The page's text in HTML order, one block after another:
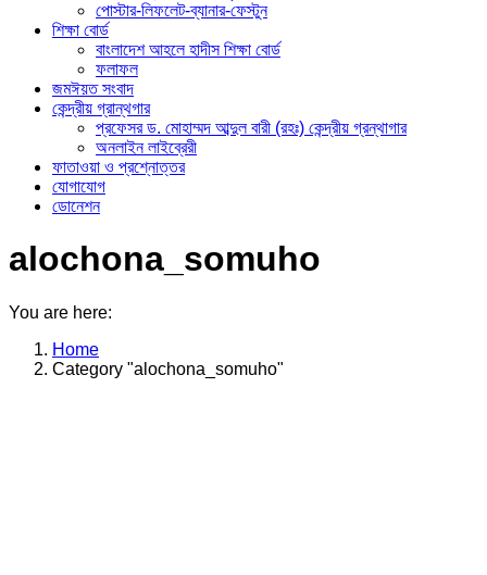
পোস্টার-লিফলেট-ব্যানার-ফেস্টুন
শিক্ষা বোর্ড
বাংলাদেশ আহলে হাদীস শিক্ষা বোর্ড
ফলাফল
জমঈয়ত সংবাদ
কেন্দ্রীয় গ্রান্থগার
প্রফেসর ড. মোহাম্মদ আব্দুল বারী (রহঃ) কেন্দ্রীয় গ্রন্থাগার
অনলাইন লাইব্রেরী
ফাতাওয়া ও প্রশ্নোত্তর
যোগাযোগ
ডোনেশন
alochona_somuho
You are here:
Home
Category "alochona_somuho"